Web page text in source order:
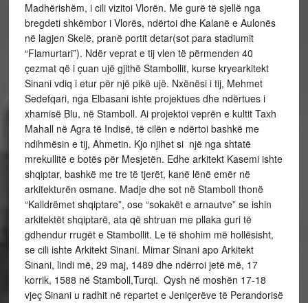
Madhërishëm, i cili vizitoi Vlorën. Me gurë të sjellë nga
bregdeti shkëmbor i Vlorës, ndërtoi dhe Kalanë e Aulonës
në lagjen Skelë, pranë portit detar(sot para stadiumit
“Flamurtari”). Ndër veprat e tij vlen të përmenden 40
çezmat që i çuan ujë gjithë Stambollit, kurse kryearkitekt
Sinani vdiq i etur për një pikë ujë. Nxënësi i tij, Mehmet
Sedefqari, nga Elbasani ishte projektues dhe ndërtues i
xhamisë Blu, në Stamboll. Ai projektoi veprën e kultit Taxh
Mahall në Agra të Indisë, të cilën e ndërtoi bashkë me
ndihmësin e tij, Ahmetin. Kjo njihet si një nga shtatë
mrekullitë e botës për Mesjetën. Edhe arkitekt Kasemi ishte
shqiptar, bashkë me tre të tjerët, kanë lënë emër në
arkitekturën osmane. Madje dhe sot në Stamboll thonë
“Kalldrëmet shqiptare”, ose “sokakët e arnautve” se ishin
arkitektët shqiptarë, ata që shtruan me pllaka guri të
gdhendur rrugët e Stambollit. Le të shohim më hollësisht,
se cili ishte Arkitekt Sinani. Mimar Sinani apo Arkitekt
Sinani, lindi më, 29 maj, 1489 dhe ndërroi jetë më, 17
korrik, 1588 në Stamboll,Turqi. Qysh në moshën 17-18
vjeç Sinani u radhit në repartet e Jeniçerëve të Perandorisë